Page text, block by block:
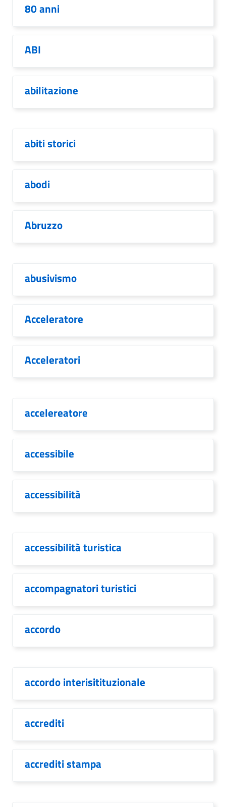
80 anni
ABI
abilitazione
abiti storici
abodi
Abruzzo
abusivismo
Acceleratore
Acceleratori
accelereatore
accessibile
accessibilità
accessibilità turistica
accompagnatori turistici
accordo
accordo interisitituzionale
accrediti
accrediti stampa